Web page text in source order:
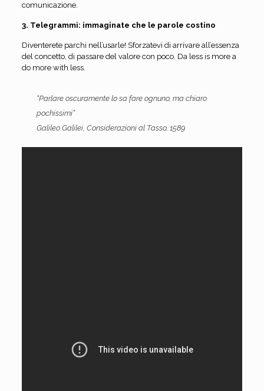
comunicazione.
3. Telegrammi: immaginate che le parole costino
Diventerete parchi nell’usarle! Sforzatevi di arrivare all’essenza
del concetto, di passare del valore con poco. Da less is more a
do more with less.
“Parlare oscuramente lo sa fare ognuno, ma chiaro
pochissimi”
Galileo Galilei, Considerazioni al Tasso, 1589